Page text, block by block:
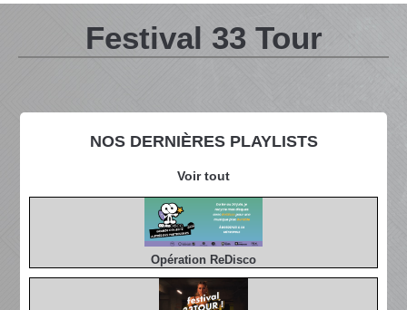
NOS DERNIÈRES PLAYLISTS
Voir tout
Opération ReDisco
Festival 33 Tour